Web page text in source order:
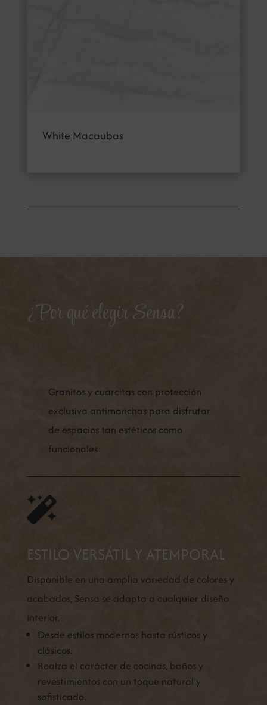
White Macaubas
¿Por qué elegir Sensa?
Granitos y cuarcitas con protección
exclusiva antimanchas para disfrutar
de espacios tan estéticos como
funcionales:

ESTILO VERSÁTIL Y ATEMPORAL
Disponible en una amplia variedad de colores y
acabados, Sensa se adapta a cualquier diseño
interior.
Desde estilos modernos hasta rústicos y
clásicos.
Realza el carácter de cocinas, baños y
revestimientos con un toque natural y
sofisticado.